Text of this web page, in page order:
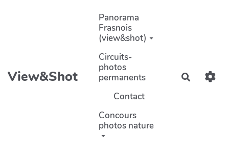
Aller au contenu principal
View&Shot
Panorama
Frasnois
(view&shot)
Circuits-
photos
permanents
Contact
Concours
photos nature